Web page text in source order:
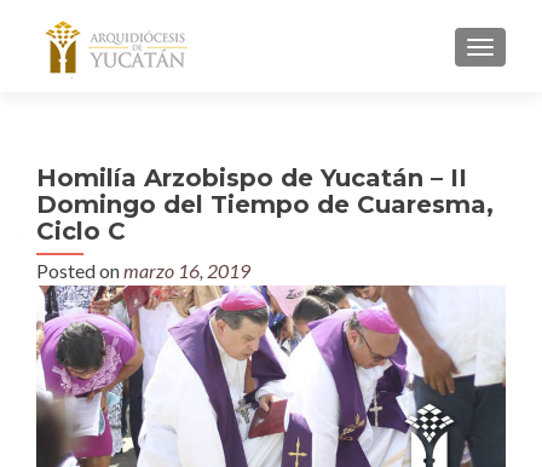
MENU
Homilía Arzobispo de Yucatán – II
Domingo del Tiempo de Cuaresma,
Ciclo C
Posted onmarzo 16, 2019